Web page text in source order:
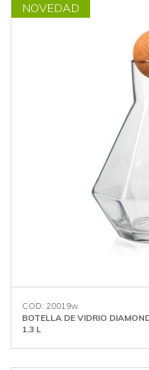
NOVEDAD
COD: 20019w
BOTELLA DE VIDRIO
1.3 L